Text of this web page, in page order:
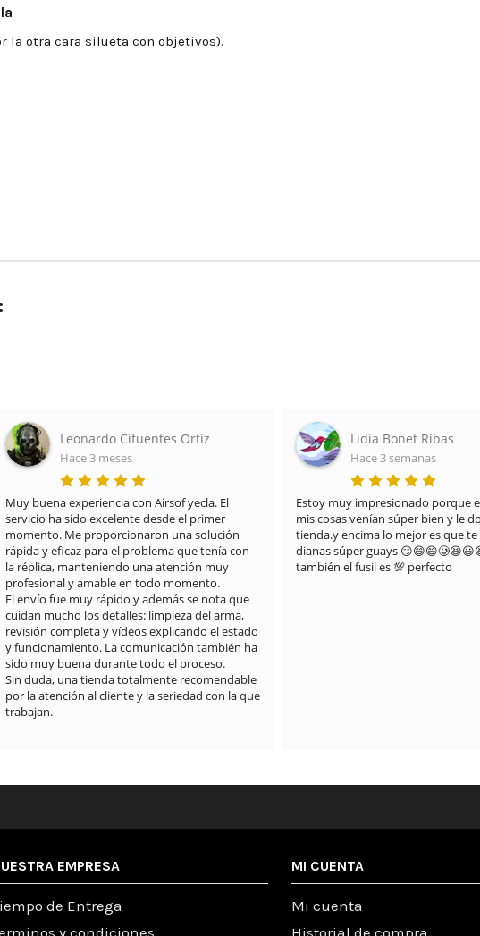
la otra cara silueta con objetivos).
Leonardo Cifuentes Ortiz
Hace 3 meses
Muy buena experiencia con Airsof yecla. El
servicio ha sido excelente desde el primer
momento. Me proporcionaron una solución
rápida y eficaz para el problema que tenía con
la réplica, manteniendo una atención muy
profesional y amable en todo momento.
El envío fue muy rápido y además se nota que
cuidan mucho los detalles: limpieza del arma,
revisión completa y vídeos explicando el estado
y funcionamiento. La comunicación también ha
sido muy buena durante todo el proceso.
Sin duda, una tienda totalmente recomendable
por la atención al cliente y la seriedad con la que
trabajan.
Lidia Bonet Ribas
Hace 3 semanas
Estoy muy impresionado porque
mis cosas venían súper bien y le
tienda.y encima lo mejor es que te
dianas súper guays
también el fusil es 💯 perfecto
EMPRESA
de Entrega
y condiciones
MI CUENTA
Mi cuenta
Historial de compra